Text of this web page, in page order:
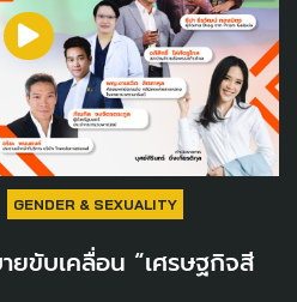
GENDER & SEXUALITY
ยขับเคลื่อน “เศรษฐกิจสี